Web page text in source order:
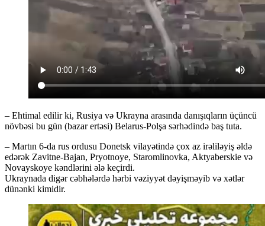
– Ehtimal edilir ki, Rusiya və Ukrayna arasında danışıqların üçüncü
növbəsi bu gün (bazar ertəsi) Belarus-Polşa sərhədində baş tuta.
– Martın 6-da rus ordusu Donetsk vilayətində çox az irəliləyiş əldə
edərək Zavitne-Bajan, Pryotnoye, Staromlinovka, Aktyaberskie və
Novayskoye kəndlərini ələ keçirdi.
Ukraynada digər cəbhələrdə hərbi vəziyyət dəyişməyib və xətlər
dünənki kimidir.